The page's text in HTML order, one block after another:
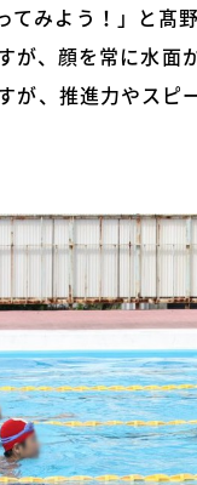
みよう！」と髙
が、顔を常に水
が、推進力やス